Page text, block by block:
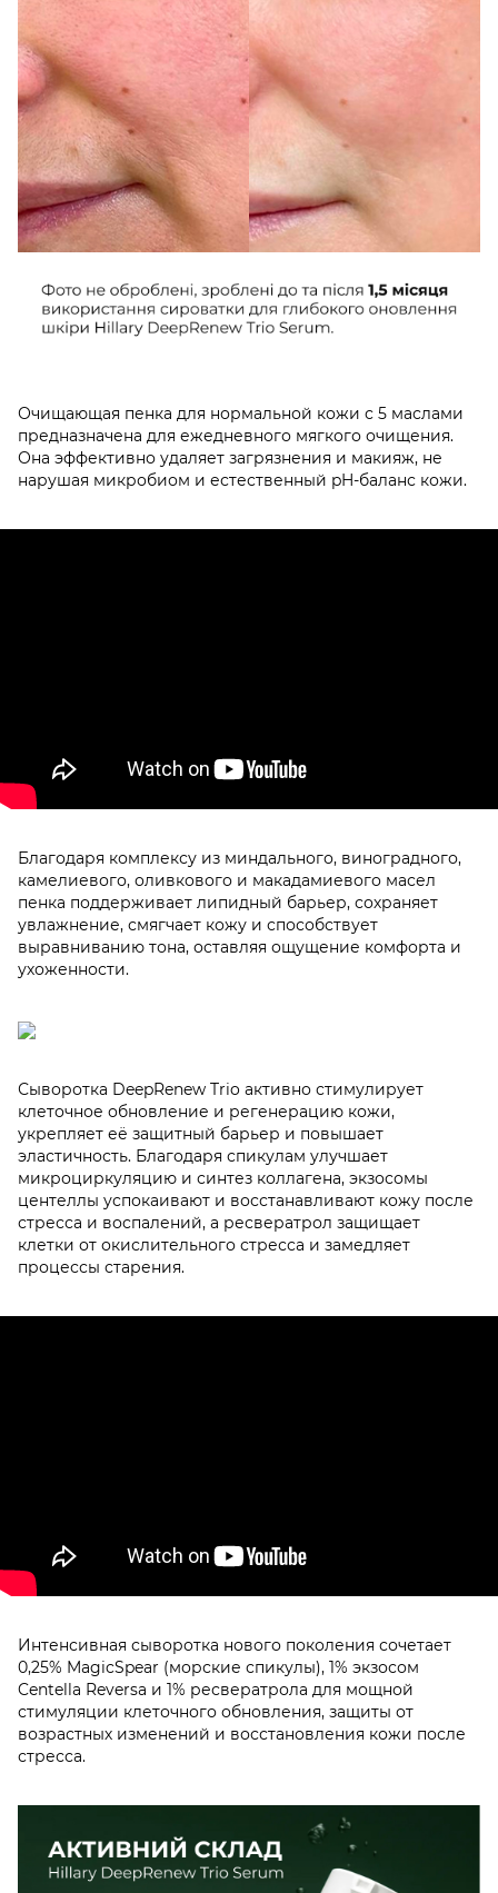
Очищающая пенка для нормальной кожи с 5 маслами
предназначена для ежедневного мягкого очищения.
Она эффективно удаляет загрязнения и макияж, не
нарушая микробиом и естественный pH-баланс кожи.
Благодаря комплексу из миндального, виноградного,
камелиевого, оливкового и макадамиевого масел
пенка поддерживает липидный барьер, сохраняет
увлажнение, смягчает кожу и способствует
выравниванию тона, оставляя ощущение комфорта и
ухоженности.
Сыворотка DeepRenew Trio активно стимулирует
клеточное обновление и регенерацию кожи,
укрепляет её защитный барьер и повышает
эластичность. Благодаря спикулам улучшает
микроциркуляцию и синтез коллагена, экзосомы
центеллы успокаивают и восстанавливают кожу после
стресса и воспалений, а ресвератрол защищает
клетки от окислительного стресса и замедляет
процессы старения.
Интенсивная сыворотка нового поколения сочетает
0,25% MagicSpear (морские спикулы), 1% экзосом
Centella Reversa и 1% ресвератрола для мощной
стимуляции клеточного обновления, защиты от
возрастных изменений и восстановления кожи после
стресса.